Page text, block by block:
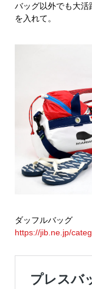
バッグ以外でも大活
を入れて。
ダッフルバッグ
https://jib.ne.jp/